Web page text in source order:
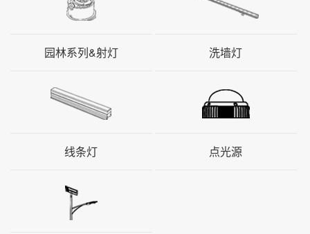
园林系列&射灯 洗墙灯
线条灯 点光源